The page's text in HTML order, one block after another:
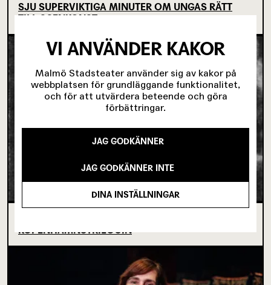
SJU SUPERVIKTIGA MINUTER OM UNGAS RÄTT
TILL SCENKONST
KÖPENHAMNSTRILOGIN
VI ANVÄNDER KAKOR
Malmö Stadsteater använder sig av kakor på
webbplatsen för grundläggande funktionalitet,
och för att utvärdera beteende och göra
förbättringar.
JAG GODKÄNNER
JAG GODKÄNNER INTE
DINA INSTÄLLNINGAR